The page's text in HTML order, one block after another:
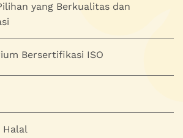
yang Berkualitas dan
Bersertifikasi ISO
Halal